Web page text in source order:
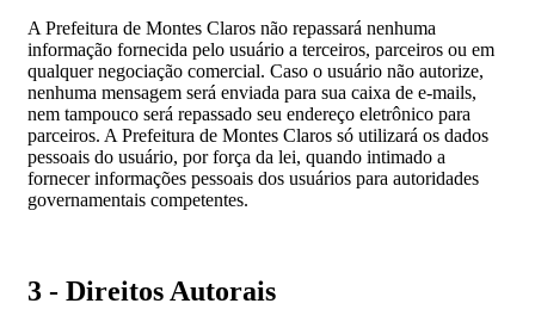
A Prefeitura de Montes Claros não repassará nenhuma
informação fornecida pelo usuário a terceiros, parceiros ou em
qualquer negociação comercial. Caso o usuário não autorize,
nenhuma mensagem será enviada para sua caixa de e-mails,
nem tampouco será repassado seu endereço eletrônico para
parceiros. A Prefeitura de Montes Claros só utilizará os dados
pessoais do usuário, por força da lei, quando intimado a
fornecer informações pessoais dos usuários para autoridades
governamentais competentes.
3 - Direitos Autorais